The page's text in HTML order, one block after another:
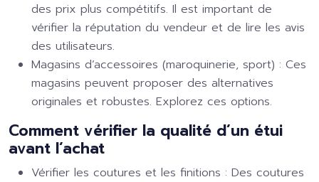
des prix plus compétitifs. Il est important de
vérifier la réputation du vendeur et de lire les avis
des utilisateurs.
Magasins d’accessoires (maroquinerie, sport) : Ces
magasins peuvent proposer des alternatives
originales et robustes. Explorez ces options.
Comment vérifier la qualité d’un étui
avant l’achat
Vérifier les coutures et les finitions : Des coutures